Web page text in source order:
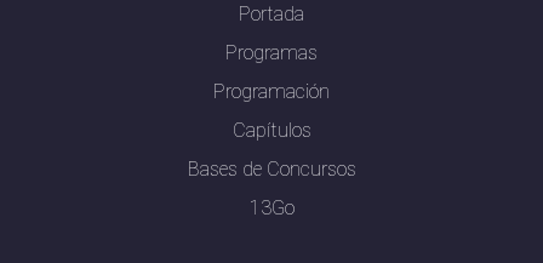
Portada
Programas
Programación
Capítulos
Bases de Concursos
13Go